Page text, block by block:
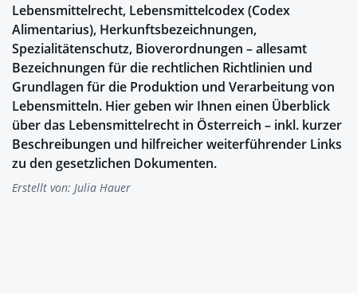
Lebensmittelrecht, Lebensmittelcodex (Codex
Alimentarius), Herkunftsbezeichnungen,
Spezialitätenschutz, Bioverordnungen – allesamt
Bezeichnungen für die rechtlichen Richtlinien und
Grundlagen für die Produktion und Verarbeitung von
Lebensmitteln. Hier geben wir Ihnen einen Überblick
über das Lebensmittelrecht in Österreich – inkl. kurzer
Beschreibungen und hilfreicher weiterführender Links
zu den gesetzlichen Dokumenten.
Erstellt von: Julia Hauer